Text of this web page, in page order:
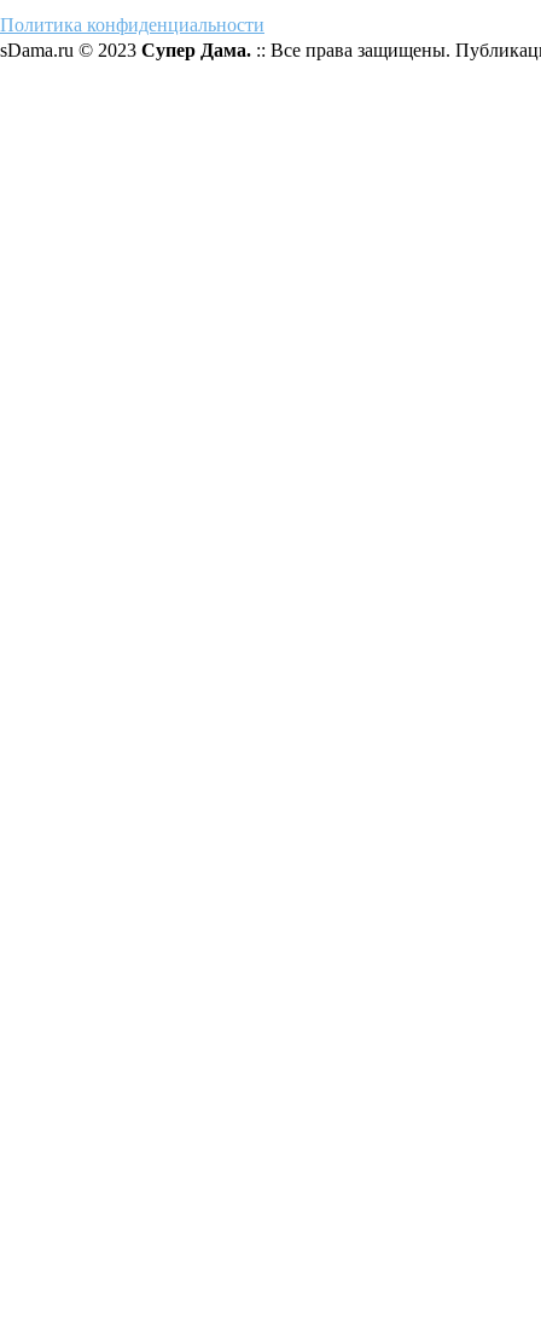
Политика конфиденциальности
sDama.ru © 2023 Супер Дама. :: Все права защищены.